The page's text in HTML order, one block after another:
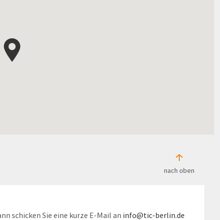
nach oben
schicken Sie eine kurze E-Mail an info@tic-berlin.de